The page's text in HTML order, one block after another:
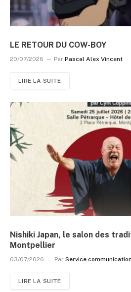
LE RETOUR DU COW-BOY
20/07/2026 Par Pascal Alex Vincent
LIRE LA SUITE
Nishiki Japan, le salon des
Montpellier
03/07/2026 Par Service communication
LIRE LA SUITE